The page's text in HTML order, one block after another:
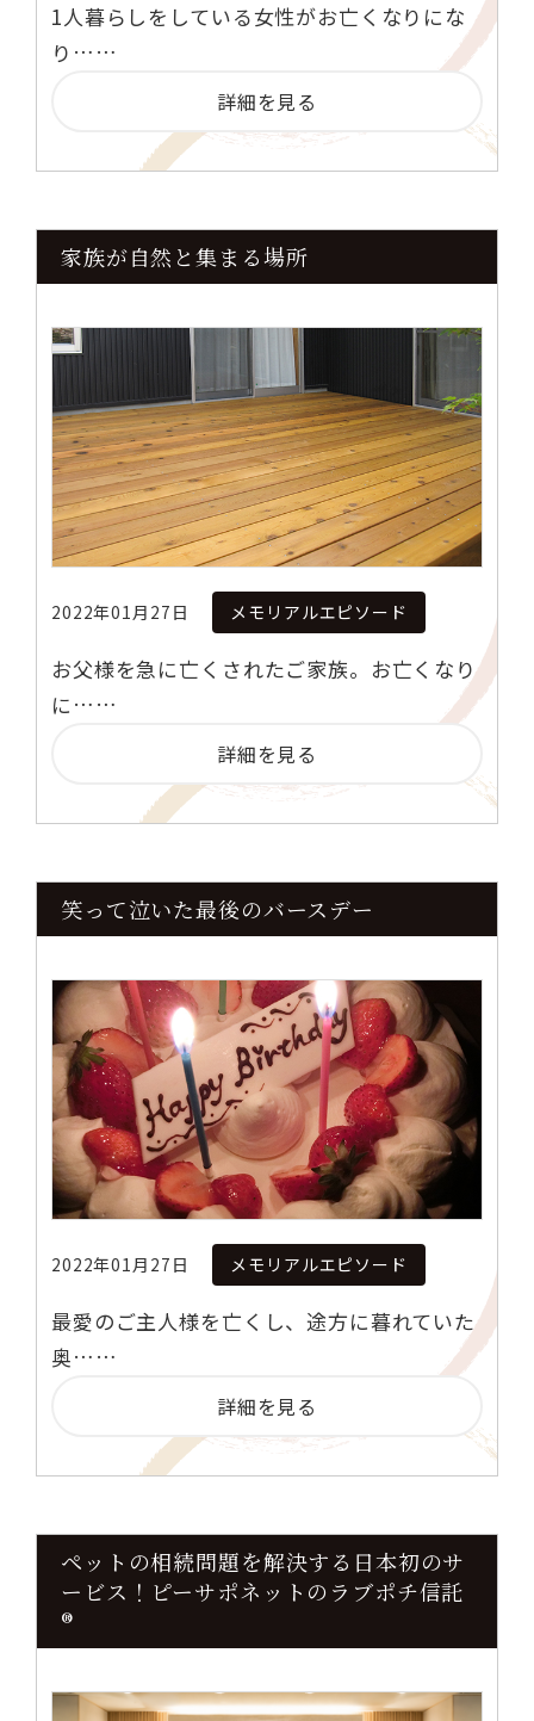
1人暮らしをしている女性がお亡くなりにな
り……
詳細を見る
家族が自然と集まる場所
2022年01月27日 メモリアルエピソード
お父様を急に亡くされたご家族。お亡くなり
に……
詳細を見る
笑って泣いた最後のバースデー
2022年01月27日 メモリアルエピソード
最愛のご主人様を亡くし、途方に暮れていた
奥……
詳細を見る
ペットの相続問題を解決する日本初のサ
ービス！ピーサポネットのラブポチ信託
®